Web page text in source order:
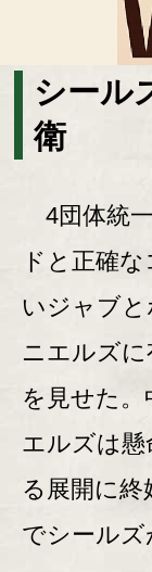
シール
衛
4団体統
ドと正確
いジャブ
ニエルズ
を見せた
エルズは
る展開に終
でシール